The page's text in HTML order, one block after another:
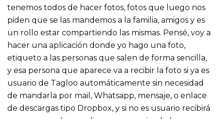
tenemos todos de hacer fotos, fotos que luego nos
piden que se las mandemos a la familia, amigos y es
un rollo estar compartiendo las mismas. Pensé, voy a
hacer una aplicación donde yo hago una foto,
etiqueto a las personas que salen de forma sencilla,
y esa persona que aparece va a recibir la foto si ya es
usuario de Tagloo automáticamente sin necesidad
de mandarla por mail, Whatsapp, mensaje, o enlace
de descargas tipo Dropbox, y si no es usuario recibirá